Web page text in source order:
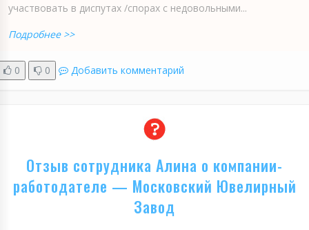
участвовать в диспутах /спорах с недовольными...
Подробнее >>
0 0 Добавить комментарий
Отзыв сотрудника Алина о компании-
работодателе — Московский Ювелирный
Завод